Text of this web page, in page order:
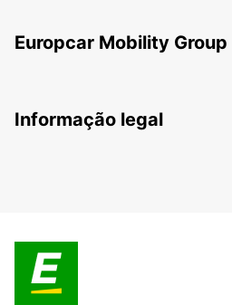
Europcar Mobility Group
Informação legal